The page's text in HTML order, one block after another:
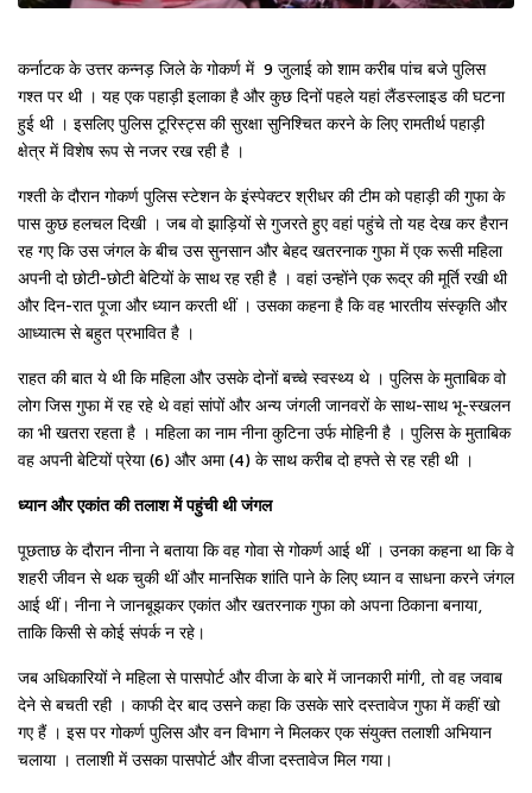
कर्नाटक के उत्तर कन्नड़ जिले के गोकर्ण में 9 जुलाई को शाम करीब पांच बजे पुलिस
गश्त पर थी । यह एक पहाड़ी इलाका है और कुछ दिनों पहले यहां लैंडस्लाइड की घटना
हुई थी । इसलिए पुलिस टूरिस्‍ट्स की सुरक्षा सुनिश्चित करने के लिए रामतीर्थ पहाड़ी
क्षेत्र में विशेष रूप से नजर रख रही है ।
गश्ती के दौरान गोकर्ण पुलिस स्टेशन के इंस्पेक्टर श्रीधर की टीम को पहाड़ी की गुफा के
पास कुछ हलचल दिखी । जब वो झाड़ियों से गुजरते हुए वहां पहुंचे तो यह देख कर हैरान
रह गए कि उस जंगल के बीच उस सुनसान और बेहद खतरनाक गुफा में एक रूसी महिला
अपनी दो छोटी-छोटी बेटियों के साथ रह रही है । वहां उन्होंने एक रूद्र की मूर्ति रखी थी
और दिन-रात पूजा और ध्यान करती थीं । उसका कहना है कि वह भारतीय संस्कृति और
आध्यात्म से बहुत प्रभावित है ।
राहत की बात ये थी कि महिला और उसके दोनों बच्चे स्वस्थ्य थे । पुलिस के मुताबिक वो
लोग जिस गुफा में रह रहे थे वहां सांपों और अन्य जंगली जानवरों के साथ-साथ भू-स्खलन
का भी खतरा रहता है । महिला का नाम नीना कुटिना उर्फ मोहिनी है । पुलिस के मुताबिक
वह अपनी बेटियों प्रेया (6) और अमा (4) के साथ करीब दो हफ्ते से रह रही थी ।
ध्यान और एकांत की तलाश में पहुंची थी जंगल
पूछताछ के दौरान नीना ने बताया कि वह गोवा से गोकर्ण आई थीं । उनका कहना था कि वे
शहरी जीवन से थक चुकी थीं और मानसिक शांति पाने के लिए ध्यान व साधना करने जंगल
आई थीं। नीना ने जानबूझकर एकांत और खतरनाक गुफा को अपना ठिकाना बनाया,
ताकि किसी से कोई संपर्क न रहे।
जब अधिकारियों ने महिला से पासपोर्ट और वीजा के बारे में जानकारी मांगी, तो वह जवाब
देने से बचती रही । काफी देर बाद उसने कहा कि उसके सारे दस्तावेज गुफा में कहीं खो
गए हैं । इस पर गोकर्ण पुलिस और वन विभाग ने मिलकर एक संयुक्त तलाशी अभियान
चलाया । तलाशी में उसका पासपोर्ट और वीजा दस्तावेज मिल गया।